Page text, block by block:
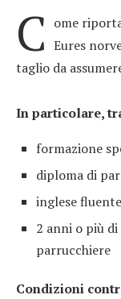
C ome
Eures
taglio da
In particolare,
formazione
diploma di
inglese
2 anni o più
parrucchiere
Condizioni